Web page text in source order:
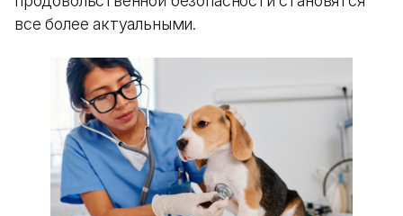
все более актуальными.